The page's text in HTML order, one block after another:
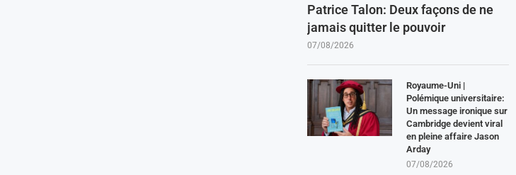
Patrice Talon: Deux façons de ne
jamais quitter le pouvoir
07/08/2026
Royaume-Uni |
Polémique universitaire:
Un message ironique sur
Cambridge devient viral
en pleine affaire Jason
Arday
07/08/2026